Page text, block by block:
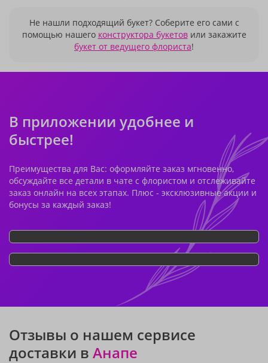
Не нашли подходящий букет? Соберите его сами с
помощью нашего конструктора букетовили закажите
букет от ведущего флориста!
В приложении удобнее и
быстрее!
Преимущества для Вас: оформляйте заказ мгновенно,
обсуждайте все детали в чате с флористом и отслеживайте
заказ онлайн на всех этапах. Плюс - эксклюзивные акции и
бонусы за каждый заказ!
Отзывы о нашем сервисе
доставки в Анапе